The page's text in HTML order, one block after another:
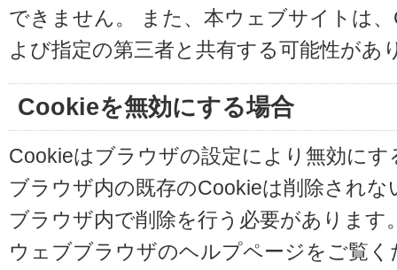
できません。 また、本ウェブサイトは
よび指定の第三者と共有する可能性があ
Cookieを無効にする場合
Cookieはブラウザの設定により無効に
ブラウザ内の既存のCookieは削除され
ブラウザ内で削除を行う必要があります
ウェブブラウザのヘルプページをご覧く